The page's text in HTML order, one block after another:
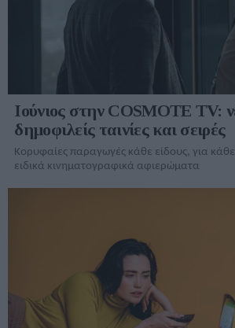
Ιούνιος στην COSMOTE TV:
δημοφιλείς ταινίες και σειρές
Κορυφαίες παραγωγές κάθε είδους, για
ειδικά κινηματογραφικά αφιερώματα